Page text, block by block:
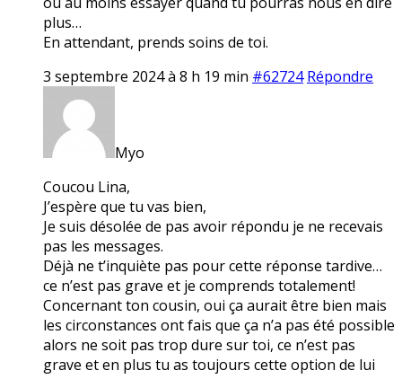
plus…
En attendant, prends soins de toi.
3 septembre 2024 à 8 h 19 min #62724 Répondre
Myo
Coucou Lina,
J’espère que tu vas bien,
Je suis désolée de pas avoir répondu je ne recevais
pas les messages.
Déjà ne t’inquiète pas pour cette réponse tardive…
ce n’est pas grave et je comprends totalement!
Concernant ton cousin, oui ça aurait être bien mais
les circonstances ont fais que ça n’a pas été possible
alors ne soit pas trop dure sur toi, ce n’est pas
grave et en plus tu as toujours cette option de lui